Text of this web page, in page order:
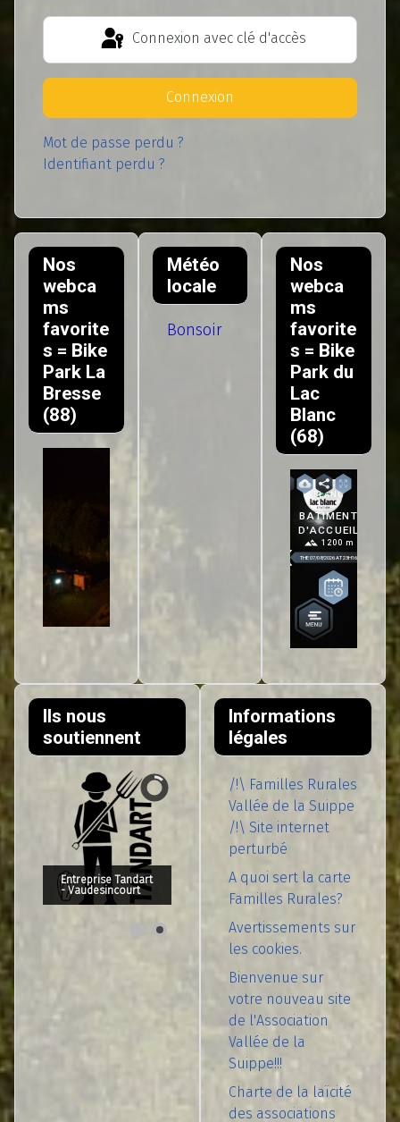
Connexion avec clé d'accès
Connexion
Mot de passe perdu ?
Identifiant perdu ?
Nos
webca
ms
favorite
s = Bike
Park La
Bresse
(88)
Météo
locale
Bonsoir
Nos
webca
ms
favorite
s = Bike
Park du
Lac
Blanc
(68)
Ils nous
soutiennent
Entreprise Tandart
- Vaudesincourt
Informations
légales
/!\ Familles Rurales
Vallée de la Suippe
/!\ Site internet
perturbé
A quoi sert la carte
Familles Rurales?
Avertissements sur
les cookies.
Bienvenue sur
votre nouveau site
de l'Association
Vallée de la
Suippe!!!
Charte de la laïcité
des associations